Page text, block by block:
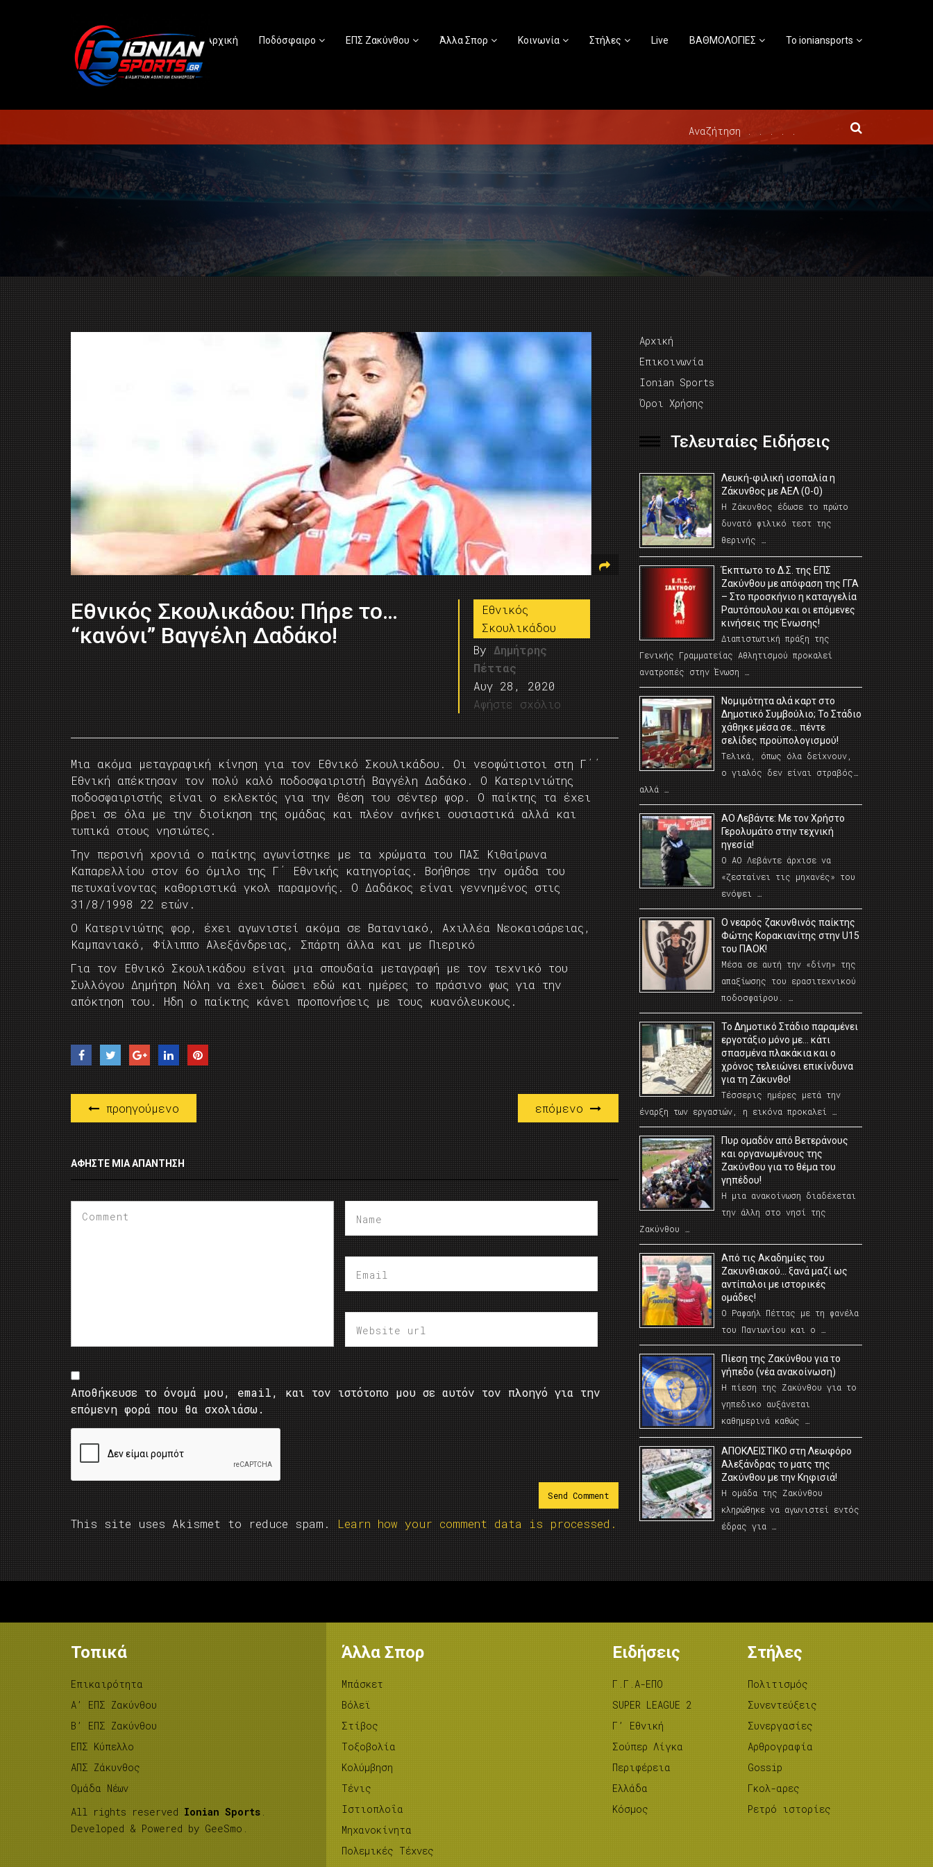
Αρχική Ποδόσφαιρο ΕΠΣ Ζακύνθου Άλλα Σπορ Κοινωνία Στήλες Live ΒΑΘΜΟΛΟΓΙΕΣ Το ioniansports
Εθνικός Σκουλικάδου: Πήρε το…
“κανόνι” Βαγγέλη Δαδάκο!
Εθνικός
Σκουλικάδου
By Δημήτρης
Πέττας
Αυγ 28, 2020
Αφήστε σχόλιο
Μια ακόμα μεταγραφική κίνηση για τον Εθνικό Σκουλικάδου. Οι νεοφώτιστοι στη Γ΄΄
Εθνική απέκτησαν τον πολύ καλό ποδοσφαιριστή Βαγγέλη Δαδάκο. Ο Κατερινιώτης
ποδοσφαιριστής είναι ο εκλεκτός για την θέση του σέντερ φορ. Ο παίκτης τα έχει
βρει σε όλα με την διοίκηση της ομάδας και πλέον ανήκει ουσιαστικά αλλά και
τυπικά στους νησιώτες.
Την περσινή χρονιά ο παίκτης αγωνίστηκε με τα χρώματα του ΠΑΣ Κιθαίρωνα
Καπαρελλίου στον 6ο όμιλο της Γ΄ Εθνικής κατηγορίας. Βοήθησε την ομάδα του
πετυχαίνοντας καθοριστικά γκολ παραμονής. Ο Δαδάκος είναι γεννημένος στις
31/8/1998 22 ετών.
Ο Κατερινιώτης φορ, έχει αγωνιστεί ακόμα σε Βατανιακό, Αχιλλέα Νεοκαισάρειας,
Καμπανιακό, Φίλιππο Αλεξάνδρειας, Σπάρτη άλλα και με Πιερικό
Για τον Εθνικό Σκουλικάδου είναι μια σπουδαία μεταγραφή με τον τεχνικό του
Συλλόγου Δημήτρη Νόλη να έχει δώσει εδώ και ημέρες το πράσινο φως για την
απόκτηση του. Ηδη ο παίκτης κάνει προπονήσεις με τους κυανόλευκους.
προηγούμενο επόμενο
ΑΦΉΣΤΕ ΜΙΑ ΑΠΆΝΤΗΣΗ
Αποθήκευσε το όνομά μου, email, και τον ιστότοπο μου σε αυτόν τον πλοηγό για την
επόμενη φορά που θα σχολιάσω.
This site uses Akismet to reduce spam. Learn how your comment data is processed.
Αρχική
Επικοινωνία
Ionian Sports
Όροι Χρήσης
Τελευταίες Ειδήσεις
Λευκή-φιλική ισοπαλία η
Ζάκυνθος με ΑΕΛ (0-0)
Η Ζάκυνθος έδωσε το πρώτο
δυνατό φιλικό τεστ της
θερινής …
Έκπτωτο το Δ.Σ. της ΕΠΣ
Ζακύνθου με απόφαση της ΓΓΑ
– Στο προσκήνιο η καταγγελία
Ραυτόπουλου και οι επόμενες
κινήσεις της Ένωσης!
Διαπιστωτική πράξη της
Γενικής Γραμματείας Αθλητισμού προκαλεί
ανατροπές στην Ένωση …
Νομιμότητα αλά καρτ στο
Δημοτικό Συμβούλιο; Το Στάδιο
χάθηκε μέσα σε… πέντε
σελίδες προϋπολογισμού!
Τελικά, όπως όλα δείχνουν,
ο γιαλός δεν είναι στραβός…
αλλά …
ΑΟ Λεβάντε: Με τον Χρήστο
Γερολυμάτο στην τεχνική
ηγεσία!
Ο ΑΟ Λεβάντε άρχισε να
«ζεσταίνει τις μηχανές» του
ενόψει …
O νεαρός ζακυνθινός παίκτης
Φώτης Κορακιανίτης στην U15
του ΠΑΟΚ!
Μέσα σε αυτή την «δίνη» της
απαξίωσης του ερασιτεχνικού
ποδοσφαίρου. …
Το Δημοτικό Στάδιο παραμένει
εργοτάξιο μόνο με… κάτι
σπασμένα πλακάκια και ο
χρόνος τελειώνει επικίνδυνα
για τη Ζάκυνθο!
Τέσσερις ημέρες μετά την
έναρξη των εργασιών, η εικόνα προκαλεί …
Πυρ ομαδόν από Βετεράνους
και οργανωμένους της
Ζακύνθου για το θέμα του
γηπέδου!
Η μια ανακοίνωση διαδέχεται
την άλλη στο νησί της
Ζακύνθου …
Από τις Ακαδημίες του
Ζακυνθιακού… ξανά μαζί ως
αντίπαλοι με ιστορικές
ομάδες!
Ο Ραφαήλ Πέττας με τη φανέλα
του Πανιωνίου και ο …
Πίεση της Ζακύνθου για το
γήπεδο (νέα ανακοίνωση)
Η πίεση της Ζακύνθου για το
γηπεδικο αυξάνεται
καθημερινά καθώς …
AΠΟΚΛΕΙΣΤΙΚΟ στη Λεωφόρο
Αλεξάνδρας το ματς της
Ζακύνθου με την Κηφισιά!
Η ομάδα της Ζακύνθου
κληρώθηκε να αγωνιστεί εντός
έδρας για …
Τοπικά
Επικαιρότητα
A’ ΕΠΣ Ζακύνθου
B’ ΕΠΣ Ζακύνθου
ΕΠΣ Κύπελλο
ΑΠΣ Ζάκυνθος
Ομάδα Νέων
All rights reserved Ionian Sports .
Developed & Powered by GeeSmo .
Άλλα Σπορ
Μπάσκετ
Βόλεϊ
Στίβος
Tοξοβολία
Κολύμβηση
Τένις
Ιστιοπλοΐα
Μηχανοκίνητα
Πολεμικές Τέχνες
Ειδήσεις
Γ.Γ.Α-ΕΠΟ
SUPER LEAGUE 2
Γ’ Εθνική
Σούπερ Λίγκα
Περιφέρεια
Ελλάδα
Κόσμος
Στήλες
Πολιτισμός
Συνεντεύξεις
Συνεργασίες
Αρθρογραφία
Gossip
Γκολ-αρες
Ρετρό ιστορίες